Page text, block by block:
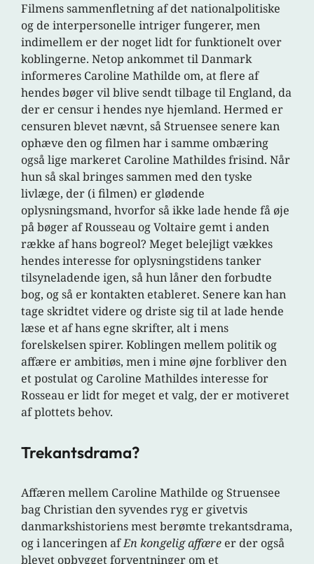
Filmens sammenfletning af det nationalpolitiske
og de interpersonelle intriger fungerer, men
indimellem er der noget lidt for funktionelt over
koblingerne. Netop ankommet til Danmark
informeres Caroline Mathilde om, at flere af
hendes bøger vil blive sendt tilbage til England, da
der er censur i hendes nye hjemland. Hermed er
censuren blevet nævnt, så Struensee senere kan
ophæve den og filmen har i samme ombæring
også lige markeret Caroline Mathildes frisind. Når
hun så skal bringes sammen med den tyske
livlæge, der (i filmen) er glødende
oplysningsmand, hvorfor så ikke lade hende få øje
på bøger af Rousseau og Voltaire gemt i anden
række af hans bogreol? Meget belejligt vækkes
hendes interesse for oplysningstidens tanker
tilsyneladende igen, så hun låner den forbudte
bog, og så er kontakten etableret. Senere kan han
tage skridtet videre og driste sig til at lade hende
læse et af hans egne skrifter, alt i mens
forelskelsen spirer. Koblingen mellem politik og
affære er ambitiøs, men i mine øjne forbliver den
et postulat og Caroline Mathildes interesse for
Rosseau er lidt for meget et valg, der er motiveret
af plottets behov.
Trekantsdrama?
Affæren mellem Caroline Mathilde og Struensee
bag Christian den syvendes ryg er givetvis
danmarkshistoriens mest berømte trekantsdrama,
og i lanceringen afEn kongelig affære er der også
blevet opbygget forventninger om et